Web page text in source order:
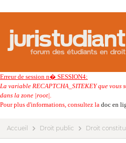
Erreur de session n� SESSION4:
La variable RECAPTCHA_SITEKEY que vous
dans la zone |root|.
Pour plus d'informations, consultez la doc en
Accueil Droit public Droit